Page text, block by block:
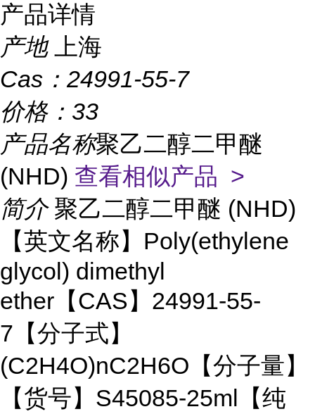
产品详情
产地
上海
Cas： 24991-55-7
价格： 33
产品名称聚乙二醇二甲醚
(NHD) 查看相似产品 >
简介 聚乙二醇二甲醚 (NHD)
【英文名称】Poly(ethylene
glycol) dimethyl
ether【CAS】24991-55-
7【分子式】
(C2H4O)nC2H6O【分子量】
【货号】S45085-25ml【纯